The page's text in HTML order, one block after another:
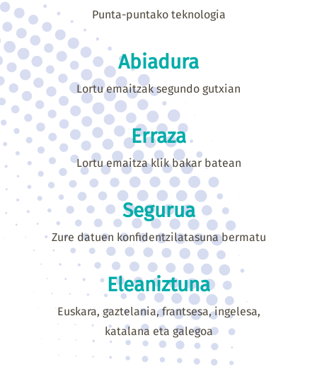
Punta-puntako teknologia
Abiadura
Lortu emaitzak segundo gutxian
Erraza
Lortu emaitza klik bakar batean
Segurua
Zure datuen konfidentzilatasuna bermatu
Eleaniztuna
Euskara, gaztelania, frantsesa, ingelesa,
katalana eta galegoa